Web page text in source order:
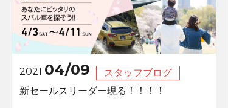
2021 04/09
スタッフブログ
新セールスリーダー現る！！！！